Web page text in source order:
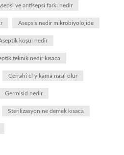
ve antisepsi farkı nedir
Asepsis nedir mikrobiyolojide
koşul nedir
teknik nedir kısaca
Cerrahi el yıkama nasıl olur
Germisid nedir
Sterilizasyon ne demek kısaca